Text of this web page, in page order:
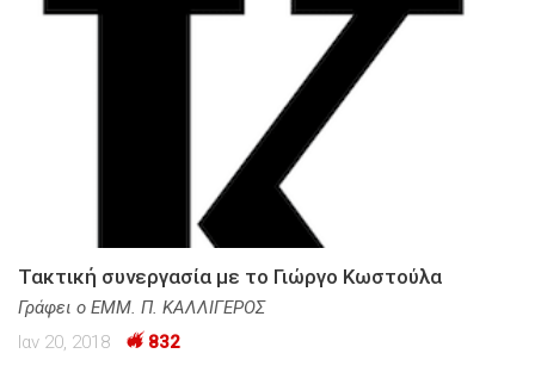
Τακτική συνεργασία με το Γιώργο Κωστούλα
Γράφει ο ΕΜΜ. Π. ΚΑΛΛΙΓΕΡΟΣ
Ιαν 20, 2018
832